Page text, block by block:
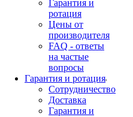
Гарантия и
ротация
Цены от
производителя
FAQ - ответы
на частые
вопросы
Гарантия и ротация
Сотрудничество
Доставка
Гарантия и